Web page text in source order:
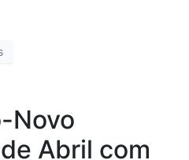
Novo
Abril com